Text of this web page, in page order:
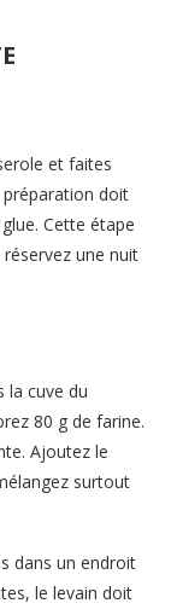
et faites
préparation doit
Cette étape
réservez une nuit
la cuve du
80 g de farine.
Ajoutez le
surtout
dans un endroit
le levain doit